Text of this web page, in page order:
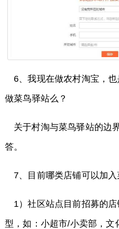
6、我现在做农村淘宝，
做菜鸟驿站么？
关于村淘与菜鸟驿站的边
答。
7、目前哪类店铺可以加
1）社区站点目前招募的
型，如：小超市/小卖部，文